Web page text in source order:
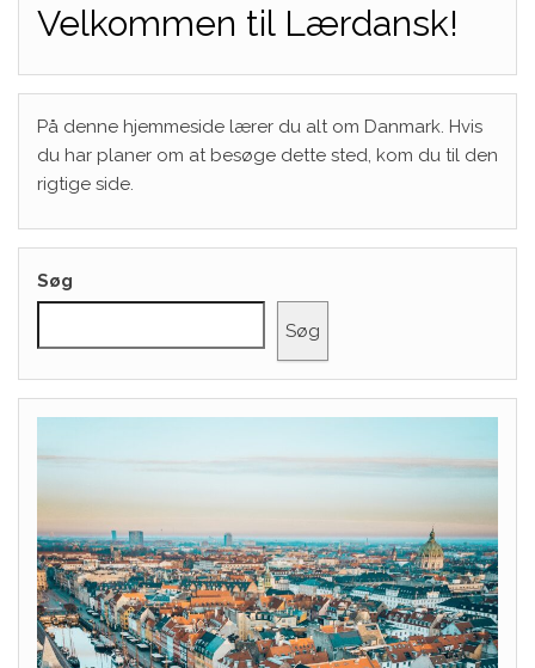
Velkommen til Lærdansk!
På denne hjemmeside lærer du alt om Danmark. Hvis
du har planer om at besøge dette sted, kom du til den
rigtige side.
Søg
Søg